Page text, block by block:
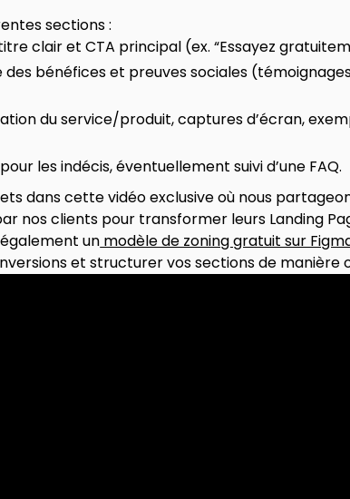
sections :
clair et CTA principal (ex. “Essayez
bénéfices et preuves sociales
du service/produit, captures d’écran,
les indécis, éventuellement suivi d’une FAQ.
dans cette vidéo exclusive où nous
nos clients pour transformer leurs Landing
un modèle de zoning gratuit sur
et structurer vos sections de manière